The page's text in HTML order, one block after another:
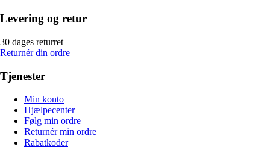
Levering og retur
30 dages returret
Returnér din ordre
Tjenester
Min konto
Hjælpecenter
Følg min ordre
Returnér min ordre
Rabatkoder